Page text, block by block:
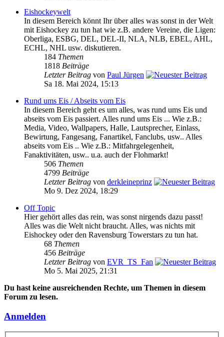
Eishockeywelt
In diesem Bereich könnt Ihr über alles was sonst in der Welt
mit Eishockey zu tun hat wie z.B. andere Vereine, die Ligen:
Oberliga, ESBG, DEL, DEL-II, NLA, NLB, EBEL, AHL,
ECHL, NHL usw. diskutieren.
184 Themen
1818 Beiträge
Letzter Beitrag von Paul Jürgen
Sa 18. Mai 2024, 15:13
Rund ums Eis / Abseits vom Eis
In diesem Bereich geht es um alles, was rund ums Eis und
abseits vom Eis passiert. Alles rund ums Eis ... Wie z.B.:
Media, Video, Wallpapers, Halle, Lautsprecher, Einlass,
Bewirtung, Fangesang, Fanartikel, Fanclubs, usw.. Alles
abseits vom Eis .. Wie z.B.: Mitfahrgelegenheit,
Fanaktivitäten, usw.. u.a. auch der Flohmarkt!
506 Themen
4799 Beiträge
Letzter Beitrag von derkleineprinz
Mo 9. Dez 2024, 18:29
Off Topic
Hier gehört alles das rein, was sonst nirgends dazu passt!
Alles was die Welt nicht braucht. Alles, was nichts mit
Eishockey oder den Ravensburg Towerstars zu tun hat.
68 Themen
456 Beiträge
Letzter Beitrag von EVR_TS_Fan
Mo 5. Mai 2025, 21:31
Du hast keine ausreichenden Rechte, um Themen in diesem
Forum zu lesen.
Anmelden